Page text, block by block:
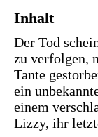
Inhalt
Der Tod
zu verfolgen,
Tante
ein
einem
Lizzy, ihr